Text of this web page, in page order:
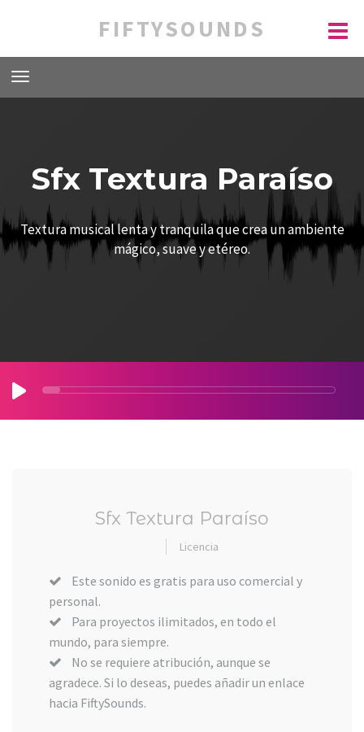
FIFTYSOUNDS
Sfx Textura Paraíso
Textura musical lenta y tranquila que crea un ambiente
mágico, suave y etéreo.
Sfx Textura Paraíso
Licencia
Este sonido es gratis para uso comercial y
personal.
Para proyectos ilimitados, en todo el
mundo, para siempre.
No se requiere atribución, aunque se
agradece. Si lo deseas, puedes añadir un enlace
hacia FiftySounds.